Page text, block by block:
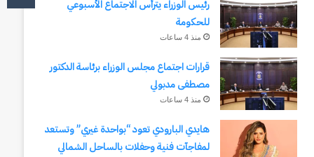
رئيس الوزراء يترأس الاجتماع الأسبوعي
للحكومة
منذ 4 ساعات
قرارات اجتماع مجلس الوزراء برئاسة الدكتور
مصطفى مدبولي
منذ 4 ساعات
هايدي البارودي تعود “بواحدة غيري” وتستعد
لمفاجآت فنية وحفلات بالساحل الشمالي